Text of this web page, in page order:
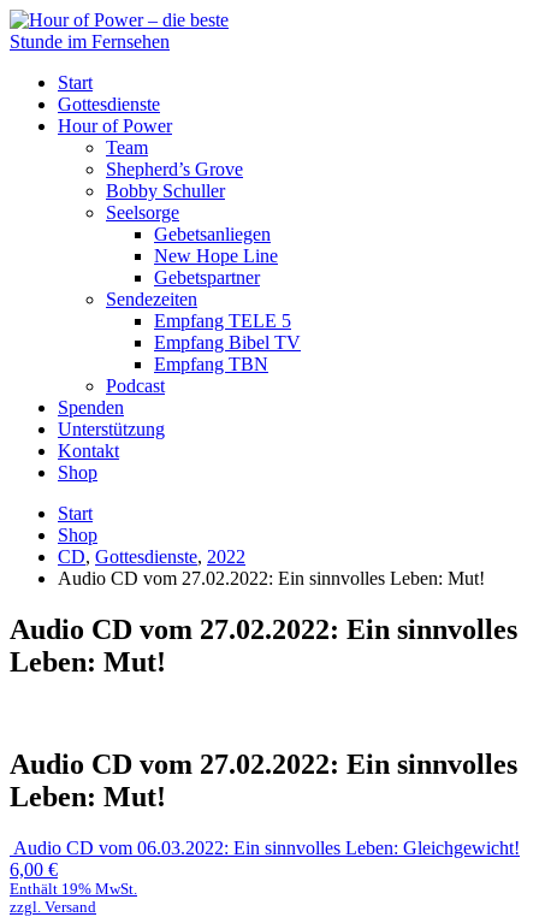
Start
Gottesdienste
Hour of Power
Team
Shepherd’s Grove
Bobby Schuller
Seelsorge
Gebetsanliegen
New Hope Line
Gebetspartner
Sendezeiten
Empfang TELE 5
Empfang Bibel TV
Empfang TBN
Podcast
Spenden
Unterstützung
Kontakt
Shop
Start
Shop
CD, Gottesdienste, 2022
Audio CD vom 27.02.2022: Ein sinnvolles Leben: Mut!
Audio CD vom 27.02.2022: Ein sinnvolles
Leben: Mut!
Audio CD vom 27.02.2022: Ein sinnvolles
Leben: Mut!
Audio CD vom 06.03.2022: Ein sinnvolles Leben: Gleichgewicht!
6,00 €
Enthält 19% MwSt.
zzgl. Versand